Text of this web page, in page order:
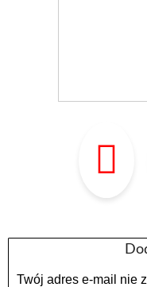
Twój adres e-mail nie